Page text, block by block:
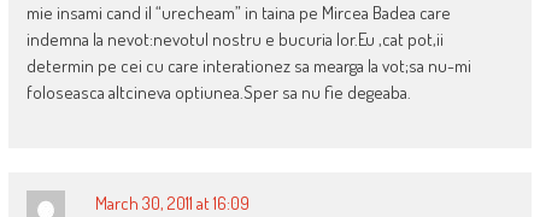
mie insami cand il “urecheam” in taina pe Mircea Badea care
indemna la nevot:nevotul nostru e bucuria lor.Eu ,cat pot,ii
determin pe cei cu care interationez sa mearga la vot;sa nu-mi
foloseasca altcineva optiunea.Sper sa nu fie degeaba.
March 30, 2011 at 16:09